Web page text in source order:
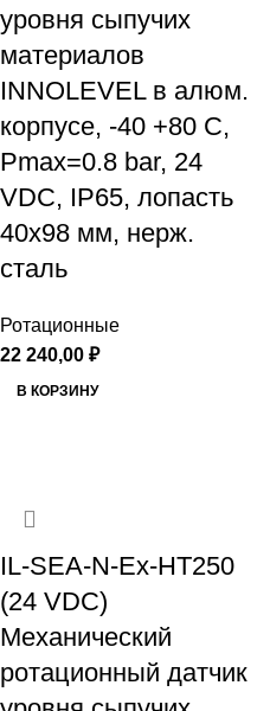
уровня сыпучих
материалов
INNOLEVEL в алюм.
корпусе, -40 +80 С,
Рmax=0.8 bar, 24
VDC, IP65, лопасть
40х98 мм, нерж.
сталь
Ротационные
22 240,00 ₽
В КОРЗИНУ
IL-SEA-N-Ex-HT250
(24 VDC)
Механический
ротационный датчик